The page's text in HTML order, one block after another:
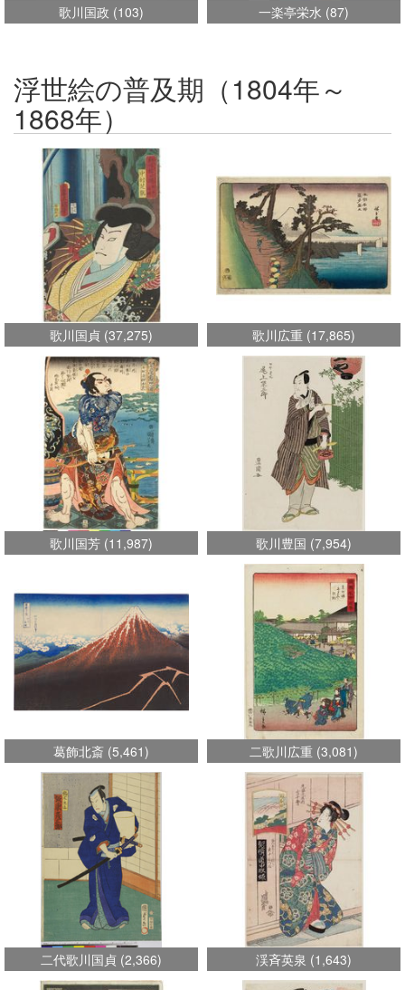
歌川国政 (103) 一楽亭栄水 (87)
浮世絵の普及期（1804年～
1868年）
歌川国貞 (37,275) 歌川広重 (17,865)
歌川国芳 (11,987) 歌川豊国 (7,954)
葛飾北斎 (5,461) 二歌川広重 (3,081)
二代歌川国貞 (2,366) 渓斉英泉 (1,643)